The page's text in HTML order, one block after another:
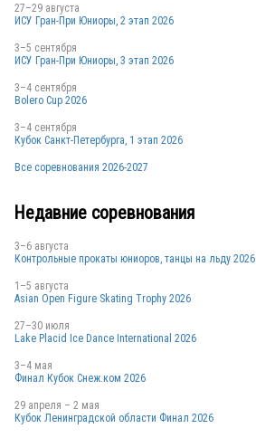
27–29 августа
ИСУ Гран-При Юниоры, 2 этап 2026
3–5 сентября
ИСУ Гран-При Юниоры, 3 этап 2026
3–4 сентября
Bolero Cup 2026
3–4 сентября
Кубок Санкт-Петербурга, 1 этап 2026
Все соревнования 2026-2027
Недавние соревнования
3–6 августа
Контрольные прокаты юниоров, танцы на льду 2026
1–5 августа
Asian Open Figure Skating Trophy 2026
27–30 июля
Lake Placid Ice Dance International 2026
3–4 мая
Финал Кубок Снеж.ком 2026
29 апреля – 2 мая
Кубок Ленинградской области Финал 2026